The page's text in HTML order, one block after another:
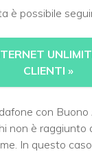
è possibile
CLIENTI »
con
non è raggiunto
In questo